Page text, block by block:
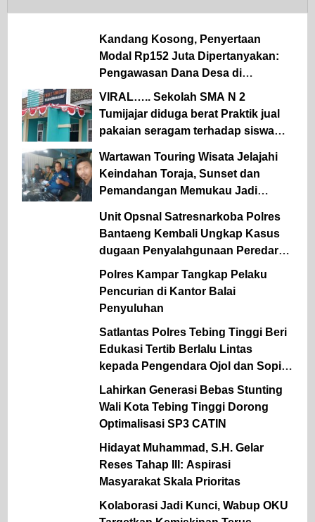
Kandang Kosong, Penyertaan
Modal Rp152 Juta Dipertanyakan:
Pengawasan Dana Desa di
Simalungun Kembali Jadi Sorotan.
VIRAL….. Sekolah SMA N 2
Tumijajar diduga berat Praktik jual
pakaian seragam terhadap siswa
diLaporkan.
Wartawan Touring Wisata Jelajahi
Keindahan Toraja, Sunset dan
Pemandangan Memukau Jadi
Unit Opsnal Satresnarkoba Polres
Bantaeng Kembali Ungkap Kasus
dugaan Penyalahgunaan Peredaran
Gelap Narkotika Jenis Sabu
Polres Kampar Tangkap Pelaku
Pencurian di Kantor Balai
Penyuluhan
Satlantas Polres Tebing Tinggi Beri
Edukasi Tertib Berlalu Lintas
kepada Pengendara Ojol dan Sopir
Angkutan
Lahirkan Generasi Bebas Stunting
Wali Kota Tebing Tinggi Dorong
Optimalisasi SP3 CATIN
Hidayat Muhammad, S.H. Gelar
Reses Tahap III: Aspirasi
Kolaborasi Jadi Kunci, Wabup OKU